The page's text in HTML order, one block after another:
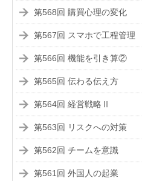
第568回 購買心理の変化
第567回 スマホで工程管理
第566回 機能を引き算②
第565回 伝わる伝え方
第564回 経営戦略Ⅱ
第563回 リスクへの対策
第562回 チームを意識
第561回 外国人の起業